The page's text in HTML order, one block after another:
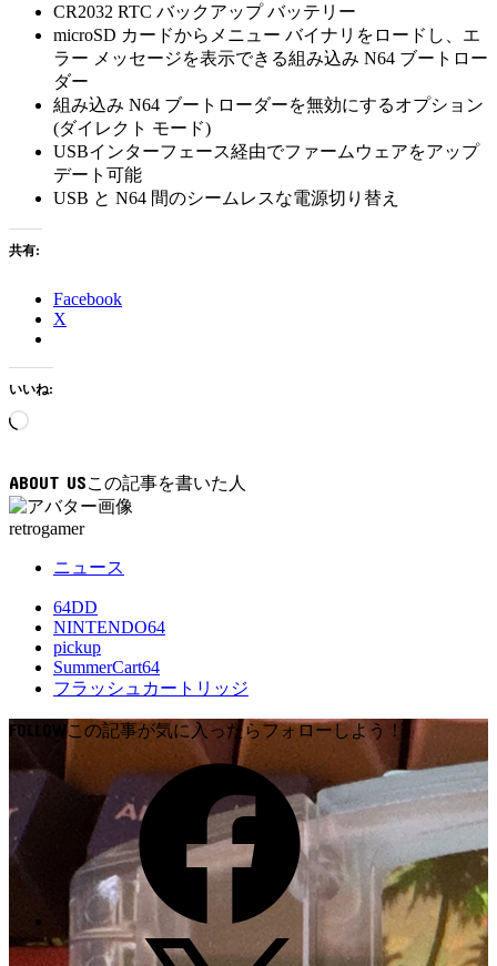
CR2032 RTC バックアップ バッテリー
microSD カードからメニュー バイナリをロードし、エ
ラー メッセージを表示できる組み込み N64 ブートロー
ダー
組み込み N64 ブートローダーを無効にするオプション
(ダイレクト モード)
USBインターフェース経由でファームウェアをアップ
デート可能
USB と N64 間のシームレスな電源切り替え
共有:
Facebook
X
いいね:
読
み
中…
ABOUT US
retrogamer
ニュース
64DD
NINTENDO64
pickup
SummerCart64
フラッシュカートリッジ
FOLLOW